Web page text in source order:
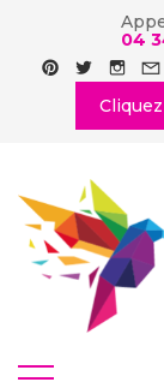
04